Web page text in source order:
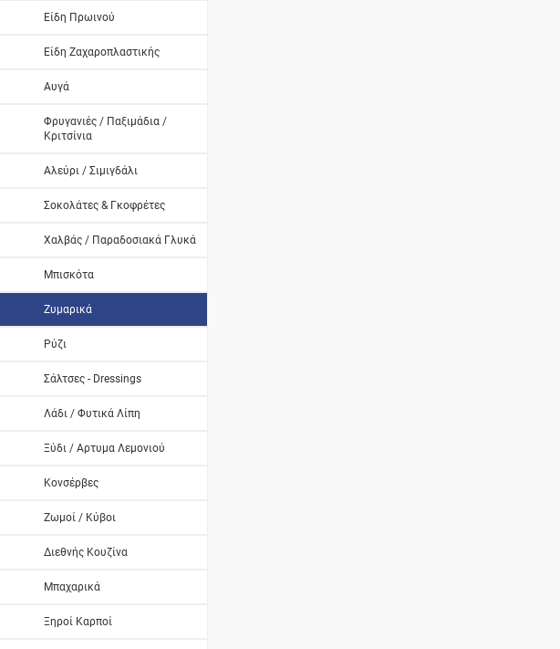
Είδη Πρωινού
Είδη Ζαχαροπλαστικής
Αυγά
Φρυγανιές / Παξιμάδια /
Κριτσίνια
Αλεύρι / Σιμιγδάλι
Σοκολάτες & Γκοφρέτες
Χαλβάς / Παραδοσιακά Γλυκά
Μπισκότα
Ζυμαρικά
Ρύζι
Σάλτσες - Dressings
Λάδι / Φυτικά Λίπη
Ξύδι / Αρτυμα Λεμονιού
Κονσέρβες
Ζωμοί / Κύβοι
Διεθνής Κουζίνα
Μπαχαρικά
Ξηροί Καρποί